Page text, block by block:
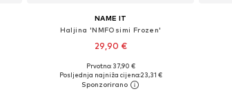
NAME IT
Haljina 'NMFOsimi Frozen'
29,90 €
Dostupno u više veličina
Dodaj u košaricu
Prvotno: 37,90 €
Posljednja najniža cijena:23,31 €